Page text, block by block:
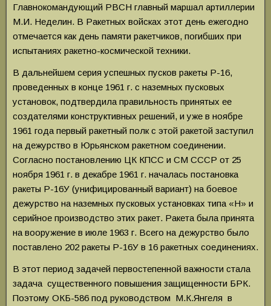
Главнокомандующий РВСН главный маршал артиллерии
М.И. Неделин. В Ракетных войсках этот день ежегодно
отмечается как день памяти ракетчиков, погибших при
испытаниях ракетно-космической техники.
В дальнейшем серия успешных пусков ракеты Р-16,
проведенных в конце 1961 г. с наземных пусковых
установок, подтвердила правильность принятых ее
создателями конструктивных решений, и уже в ноябре
1961 года первый ракетный полк с этой ракетой заступил
на дежурство в Юрьянском ракетном соединении.
Согласно постановлению ЦК КПСС и СМ СССР от 25
ноября 1961 г. в декабре 1961 г. началась постановка
ракеты Р-16У (унифицированный вариант) на боевое
дежурство на наземных пусковых установках типа «Н» и
серийное производство этих ракет. Ракета была принята
на вооружение в июле 1963 г. Всего на дежурство было
поставлено 202 ракеты Р-16У в 16 ракетных соединениях.
В этот период задачей первостепенной важности стала
задача существенного повышения защищенности БРК.
Поэтому ОКБ-586 под руководством М.К.Янгеля в